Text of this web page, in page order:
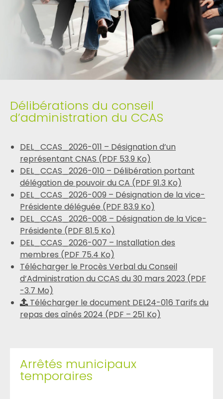
Délibérations du conseil
d’administration du CCAS
DEL_CCAS_2026-011 – Désignation d’un
représentant CNAS (PDF 53.9 Ko)
DEL_CCAS_2026-010 – Délibération portant
délégation de pouvoir du CA (PDF 91.3 Ko)
DEL_CCAS_2026-009 – Désignation de la vice-
Présidente déléguée (PDF 83.9 Ko)
DEL_CCAS_2026-008 – Désignation de la Vice-
Présidente (PDF 81.5 Ko)
DEL_CCAS_2026-007 – Installation des
membres (PDF 75.4 Ko)
Télécharger le Procès Verbal du Conseil
d’Administration du CCAS du 30 mars 2023 (PDF
-3.7 Mo)
Télécharger le document DEL24-016 Tarifs du
repas des aînés 2024 (PDF – 251 Ko)
Arrêtés municipaux
temporaires